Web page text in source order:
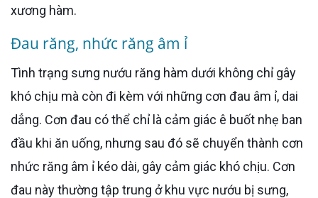
xương hàm.
Đau răng, nhức răng âm ỉ
Tình trạng sưng nướu răng hàm dưới không chỉ gây
khó chịu mà còn đi kèm với những cơn đau âm ỉ, dai
dẳng. Cơn đau có thể chỉ là cảm giác ê buốt nhẹ ban
đầu khi ăn uống, nhưng sau đó sẽ chuyển thành cơn
nhức răng âm ỉ kéo dài, gây cảm giác khó chịu. Cơn
đau này thường tập trung ở khu vực nướu bị sưng,